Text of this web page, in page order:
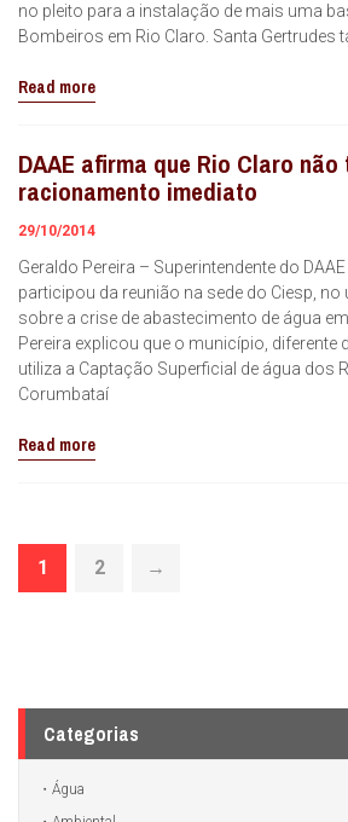
no pleito para a instalação de mais uma
Bombeiros em Rio Claro. Santa Gertrudes
Read more
DAAE afirma que Rio Claro não
racionamento imediato
29/10/2014
Geraldo Pereira – Superintendente do DAAE
participou da reunião na sede do Ciesp,
sobre a crise de abastecimento de água
Pereira explicou que o município, diferente
utiliza a Captação Superficial de água dos
Corumbataí
Read more
1 2 →
Categorias
Água